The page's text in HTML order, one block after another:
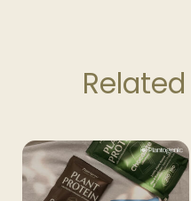
This
product
has